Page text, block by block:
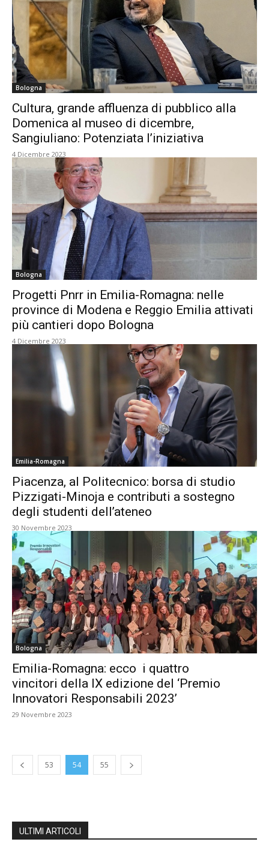
Bologna
Cultura, grande affluenza di pubblico alla
Domenica al museo di dicembre,
Sangiuliano: Potenziata l’iniziativa
4 Dicembre 2023
Bologna
Progetti Pnrr in Emilia-Romagna: nelle
province di Modena e Reggio Emilia attivati
più cantieri dopo Bologna
4 Dicembre 2023
Emilia-Romagna
Piacenza, al Politecnico: borsa di studio
Pizzigati-Minoja e contributi a sostegno
degli studenti dell’ateneo
30 Novembre 2023
Bologna
Emilia-Romagna: ecco i quattro
vincitori della IX edizione del ‘Premio
Innovatori Responsabili 2023’
29 Novembre 2023
53 54 55
ULTIMI ARTICOLI